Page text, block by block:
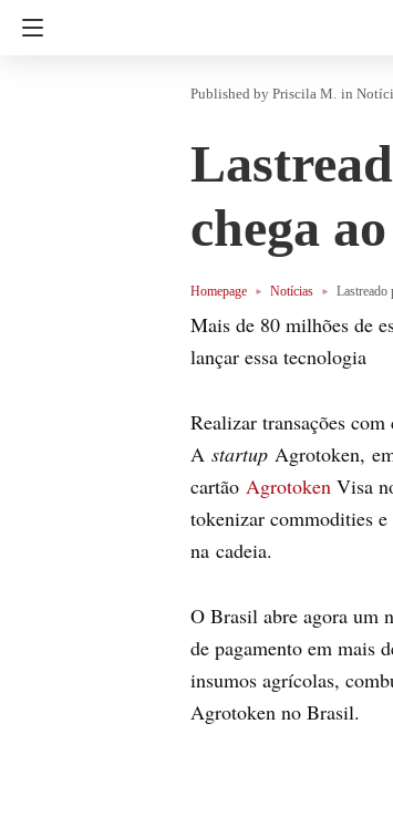
Priscila M. in
chega
Homepage Notícias Lastreado
Mais de 80 milhões de
lançar essa tecnologia
Realizar transações
A startup Agrotoken,
cartão Agrotoken Visa
tokenizar commodities e
na cadeia.
O Brasil abre agora um
de pagamento em mais
insumos agrícolas,
Agrotoken no Brasil.